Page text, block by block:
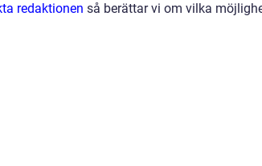
redaktionen så berättar vi om vilka